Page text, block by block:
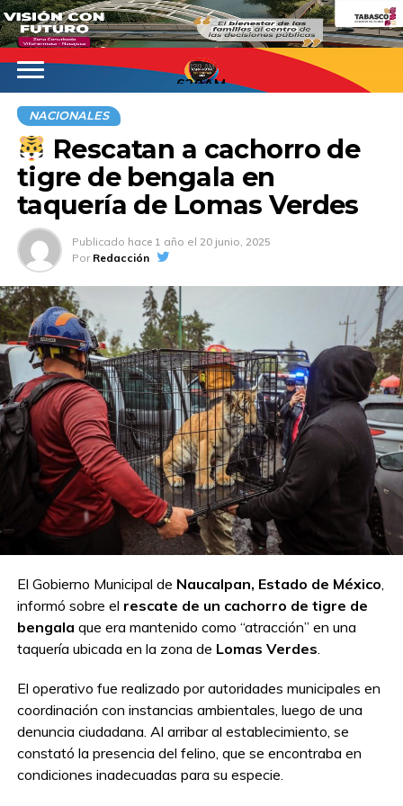
620AM
NACIONALES
Rescatan a cachorro de
tigre de bengala en
taquería de Lomas Verdes
Publicado hace 1 año el 20 junio, 2025
Por Redacción
El Gobierno Municipal de Naucalpan, Estado de México,
informó sobre el rescate de un cachorro de tigre de
bengala que era mantenido como “atracción” en una
taquería ubicada en la zona de Lomas Verdes.
El operativo fue realizado por autoridades municipales en
coordinación con instancias ambientales, luego de una
denuncia ciudadana. Al arribar al establecimiento, se
constató la presencia del felino, que se encontraba en
condiciones inadecuadas para su especie.